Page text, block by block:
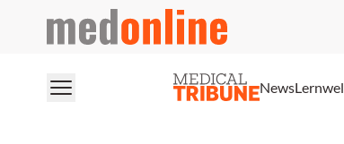
medonline
News